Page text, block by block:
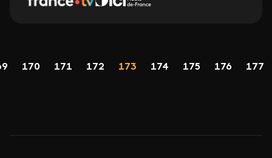
Page
170 Page
171 Page
172 Page
173 Page
174 Page
175 Page
176 Page
177